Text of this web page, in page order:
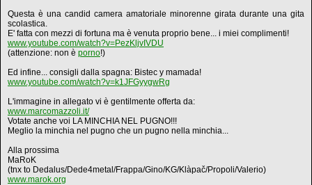
Questa è una candid camera amatoriale minorenne girata durante una gita
scolastica.
E' fatta con mezzi di fortuna ma è venuta proprio bene... i miei complimenti!
www.youtube.com/watch?v=PezKljvIVDU
(attenzione: non è porno!)
Ed infine... consigli dalla spagna: Bistec y mamada!
www.youtube.com/watch?v=k1JFGyygwRg
L'immagine in allegato vi è gentilmente offerta da:
www.marcomazzoli.it/
Votate anche voi LA MINCHIA NEL PUGNO!!!
Meglio la minchia nel pugno che un pugno nella minchia...
Alla prossima
MaRoK
(tnx to Dedalus/Dede4metal/Frappa/Gino/KG/Klàpač/Propoli/Valerio)
www.marok.org